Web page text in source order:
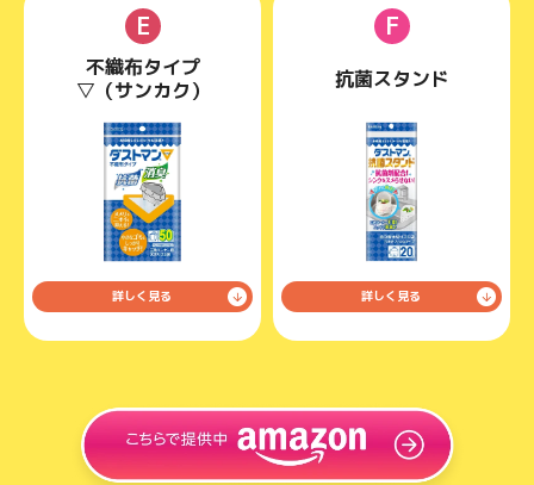
E
不織布タイプ
▽（サンカク）
詳しく見る
F
抗菌スタンド
詳しく見る